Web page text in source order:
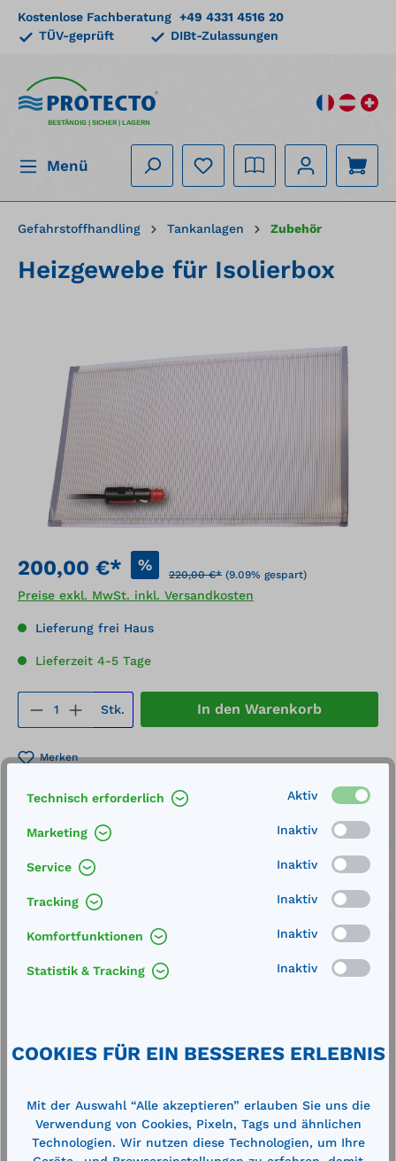
springen
Kostenlose Fachberatung +49 4331 4516 20
TÜV-geprüft
DIBt-Zulassungen
BESTÄNDIG | SICHER | LAGERN
Menü
Gefahrstoffhandling Tankanlagen Zubehör
Heizgewebe für Isolierbox
200,00 €* %
220,00 €* (9.09% gespart)
Preise exkl. MwSt. inkl. Versandkosten
Lieferung frei Haus
Lieferzeit 4-5 Tage
Produkt Anzahl: Gib den
Stk. In den Warenkorb
Merken
Artikel-Nummer: 710266
Service
Lieferung frei Haus
Zertifizierte Qualität
Außenmaße (LxB): 500 x 980 mm12 V, ca. 80 W,
IPX 4, 2m Kabel mit Universalstecker
Technische Daten
Technisch erforderlich Aktiv
Marketing Inaktiv
Service Inaktiv
Tracking Inaktiv
Komfortfunktionen Inaktiv
Statistik & Tracking Inaktiv
COOKIES FÜR EIN BESSERES ERLEBNIS
Mit der Auswahl “Alle akzeptieren” erlauben Sie uns die
Verwendung von Cookies, Pixeln, Tags und ähnlichen
Technologien. Wir nutzen diese Technologien, um Ihre